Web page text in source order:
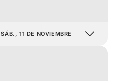
SÁB., 11 DE NOVIEMBRE